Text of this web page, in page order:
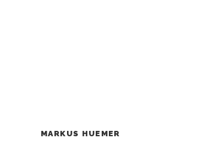
MARKUS HUEMER